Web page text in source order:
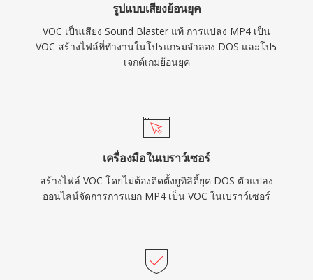
รูปแบบเสียงย้อนยุค
VOC เป็นเสียง Sound Blaster แท้ การแปลง MP4 เป็น
VOC สร้างไฟล์ที่ทำงานในโปรแกรมจำลอง DOS และโปร
เจกต์เกมย้อนยุค
เครื่องมือในเบราว์เซอร์
สร้างไฟล์ VOC โดยไม่ต้องติดตั้งยูทิลิตี้ยุค DOS ตัวแปลง
ออนไลน์จัดการการแยก MP4 เป็น VOC ในเบราว์เซอร์